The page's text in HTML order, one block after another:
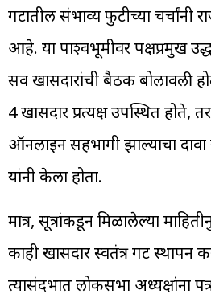
गटातील संभाव्य फुटीच्या चर्चांनी
आहे. या पार्श्वभूमीवर पक्षप्रमुख
सर्व खासदारांची बैठक बोलावली
4 खासदार प्रत्यक्ष उपस्थित होते,
ऑनलाइन सहभागी झाल्याचा
यांनी केला होता.
मात्र, सूत्रांकडून मिळालेल्या
काही खासदार स्वतंत्र गट स्थापन
त्यासंदर्भात लोकसभा अध्यक्षांना